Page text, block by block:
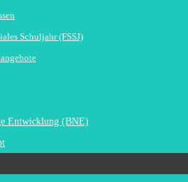
Schuljahr (FSSJ)
Entwicklung (BNE)